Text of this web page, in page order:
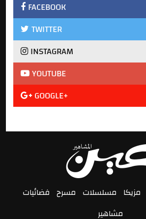
FACEBOOK
TWITTER
INSTAGRAM
YOUTUBE
GOOGLE+
مزيكا مسلسلات مسرح فضائيات
مشاهير